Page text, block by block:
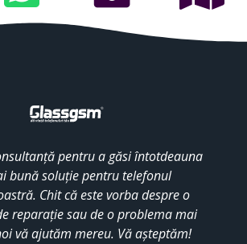
pentru a găsi întotdeauna
bună soluție pentru telefonul
Chit că este vorba despre o
reparație sau de o problema mai
vă ajutăm mereu. Vă așteptăm!